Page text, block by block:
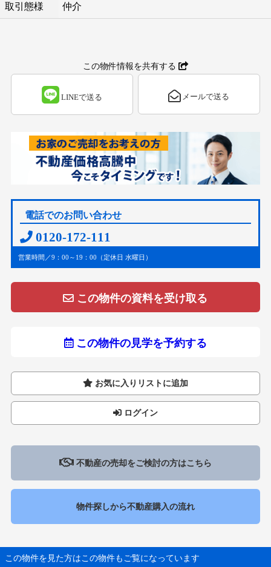
取引態様 仲介
この物件情報を共有する
LINEで送る メールで送る
電話でのお問い合わせ
0120-172-111
営業時間／9：00～19：00（定休日 水曜日）
この物件の資料を受け取る
この物件の見学を予約する
お気に入りリストに追加
ログイン
不動産の売却をご検討の方はこちら
物件探しから不動産購入の流れ
この物件を見た方はこの物件もご覧になっています